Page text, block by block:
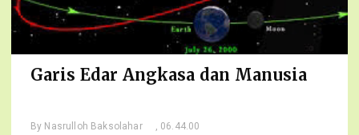
Garis Edar Angkasa dan Manusia
By Nasrulloh Baksolahar , 06.44.00